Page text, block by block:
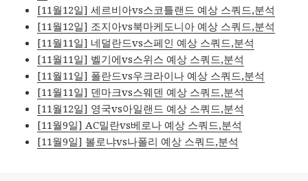
[11월12일] 세르비아vs스코틀랜드 예상 스쿼드,분석
[11월12일] 조지아vs북마케도니아 예상 스쿼드,분석
[11월11일] 네덜란드vs스페인 예상 스쿼드,분석
[11월11일] 벨기에vs스위스 예상 스쿼드,분석
[11월11일] 폴란드vs우크라이나 예상 스쿼드,분석
[11월11일] 덴마크vs스웨덴 예상 스쿼드,분석
[11월12일] 영국vs아일랜드 예상 스쿼드,분석
[11월9일] AC밀란vs베로나 예상 스쿼드,분석
[11월9일] 볼로냐vs나폴리 예상 스쿼드,분석